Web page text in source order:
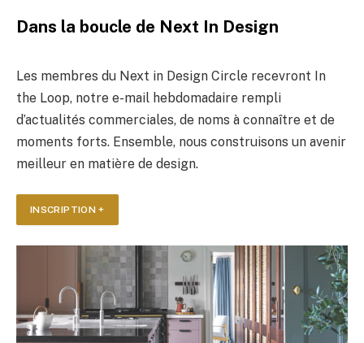
Dans la boucle de Next In Design
Les membres du Next in Design Circle recevront In
the Loop, notre e-mail hebdomadaire rempli
d’actualités commerciales, de noms à connaître et de
moments forts. Ensemble, nous construisons un avenir
meilleur en matière de design.
INSCRIPTION +